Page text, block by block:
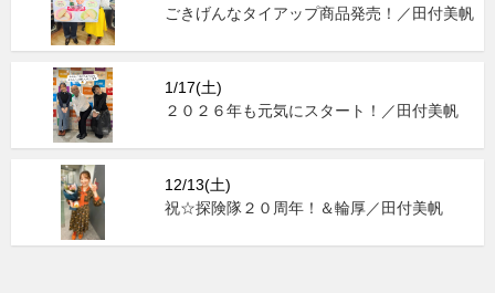
ごきげんなタイアップ商品発売！／田付美帆
1/17(土)
２０２６年も元気にスタート！／田付美帆
12/13(土)
祝☆探険隊２０周年！＆輪厚／田付美帆